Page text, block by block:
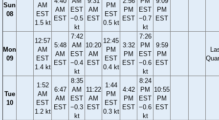
Sun
08
AM
EST
1.5 kt
AM
EST
EST
−0.5
kt
AM
EST
PM
EST
0.5 kt
PM
EST
EST
−0.7
kt
PM
EST
Mon
09
12:57
AM
EST
1.4 kt
5:48
AM
EST
7:42
AM
EST
−0.4
kt
10:20
AM
EST
12:45
PM
EST
0.4 kt
3:32
PM
EST
7:26
PM
EST
−0.6
kt
9:59
PM
EST
Tue
10
1:52
AM
EST
1.2 kt
6:47
AM
EST
8:35
AM
EST
−0.3
kt
11:22
AM
EST
1:44
PM
EST
0.3 kt
4:42
PM
EST
8:24
PM
EST
−0.6
kt
10:55
PM
EST